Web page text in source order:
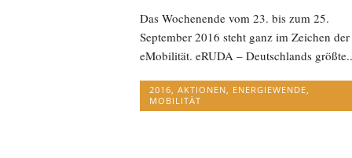
Das Wochenende vom 23. bis zum 25.
September 2016 steht ganz im Zeichen der
eMobilität. eRUDA – Deutschlands
2016 AKTIONEN ENERGIEWENDE
MOBILITÄT